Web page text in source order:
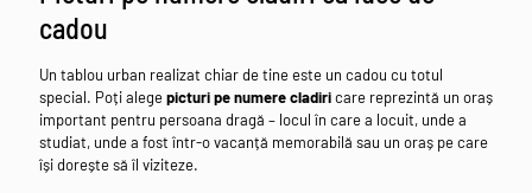
cadou
Un tablou urban realizat chiar de tine este un cadou cu totul
special. Poți alegepicturi pe numere cladiricare reprezintă un oraș
important pentru persoana dragă – locul în care a locuit, unde a
studiat, unde a fost într-o vacanță memorabilă sau un oraș pe care
își dorește să îl viziteze.